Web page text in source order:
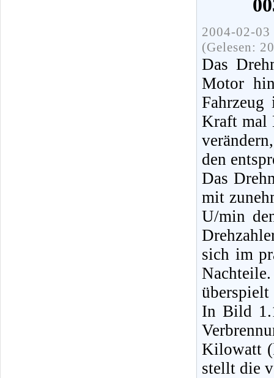
2004-02-
(Gelesen:
Das
Motor
Kraft mal
den
Das
mit
U/min
sich im
In Bild
Kilowatt
stellt die